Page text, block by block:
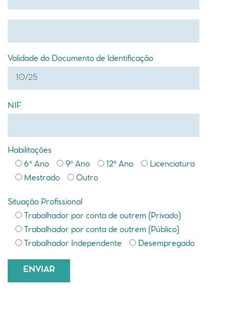
Validade do Documento de Identificação
NIF
Habilitações
6º Ano
9º Ano 12º Ano
Licenciatura
Mestrado
Outro
Situação Profissional
Trabalhador por conta de outrem (Privado)
Trabalhador por conta de outrem (Público)
Trabalhador Independente
Desempregado